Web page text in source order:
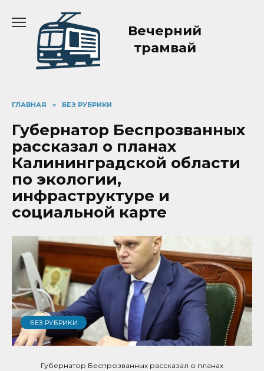
содержанию
Вечерний
трамвай
ГЛАВНАЯ » БЕЗ РУБРИКИ
Губернатор Беспрозванных
рассказал о планах
Калининградской области
по экологии,
инфраструктуре и
социальной карте
БЕЗ РУБРИКИ
Губернатор Беспрозванных рассказал о планах